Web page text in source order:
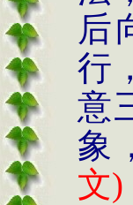
后
行
意
象
文)